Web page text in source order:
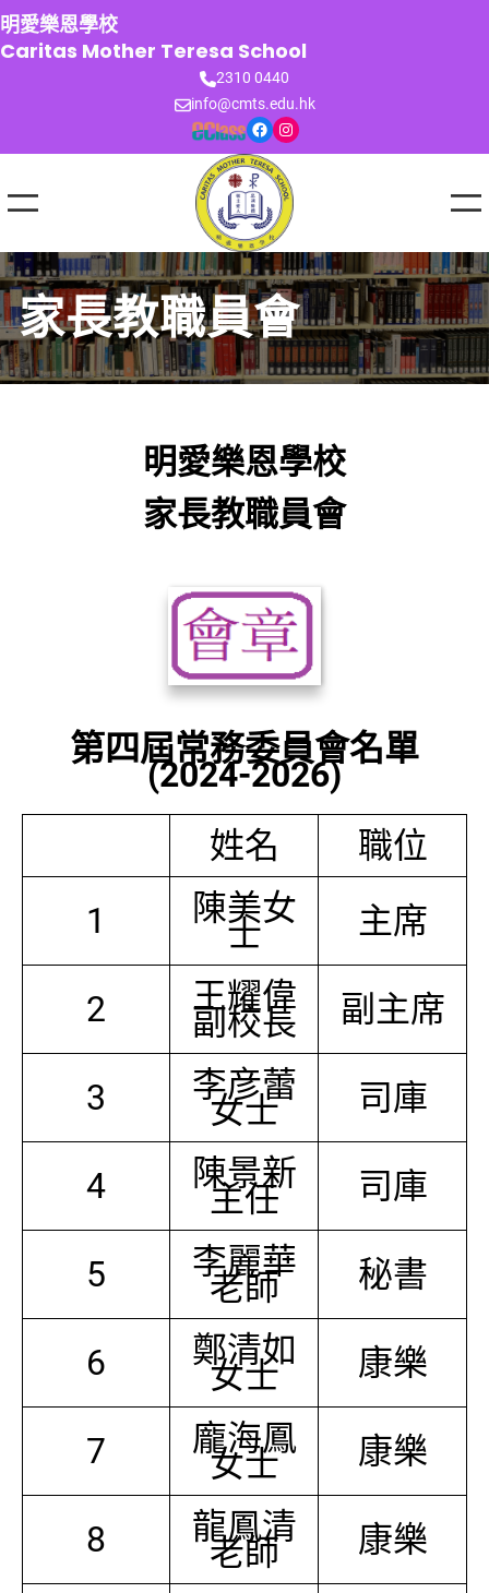
跳
至
主
明愛樂恩學校
Caritas Mother Teresa School
2310 0440
info@cmts.edu.hk
Facebook Instagram
家長教職員會
明愛樂恩學校
家長教職員會
第四屆常務委員會名單
(2024-2026)
姓名
職位
1
陳美女
士 主席
2 王耀偉
副校長 副主席
3 李彦蕾
女士 司庫
4 陳景新
主任 司庫
5 李麗華
老師 秘書
6 鄭清如
女士 康樂
7 龐海鳳
女士 康樂
8 龍鳳清
老師 康樂